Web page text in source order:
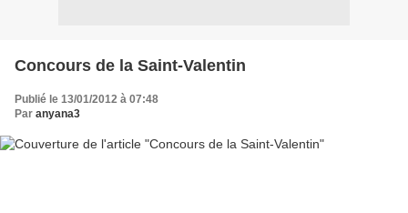
Concours de la Saint-Valentin
Publié le 13/01/2012 à 07:48
Par anyana3